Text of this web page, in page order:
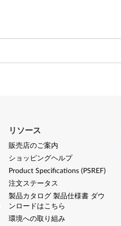
リソース
販売店のご案内
ショッピングヘルプ
Product Specifications (PSREF)
注文ステータス
製品カタログ 製品仕様書 ダウ
ンロードはこちら
環境への取り組み